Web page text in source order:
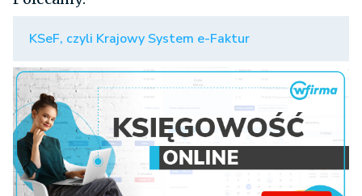
KSeF, czyli Krajowy System e-Faktur